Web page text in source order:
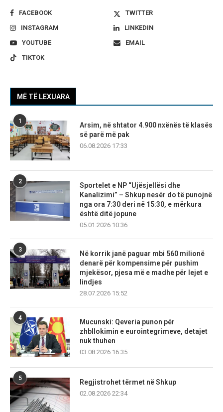
FACEBOOK
TWITTER
INSTAGRAM
LINKEDIN
YOUTUBE
EMAIL
TIKTOK
MË TË LEXUARA
1
Arsim, në shtator 4.900 nxënës të klasës
së parë më pak
06.08.2026 17:33
2
Sportelet e NP “Ujësjellësi dhe
Kanalizimi” – Shkup nesër do të punojnë
nga ora 7:30 deri në 15:30, e mërkura
është ditë jopune
05.01.2026 10:36
3
Në korrik janë paguar mbi 560 milionë
denarë për kompensime për pushim
mjekësor, pjesa më e madhe për lejet e
lindjes
28.07.2026 15:52
4
Mucunski: Qeveria punon për
zhbllokimin e eurointegrimeve, detajet
nuk thuhen
03.08.2026 16:35
5
Regjistrohet tërmet në Shkup
02.08.2026 22:34